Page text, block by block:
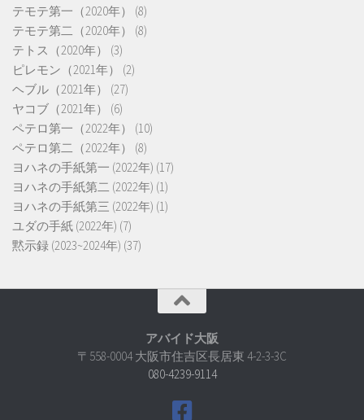
テモテ第一（2020年）
(8)
テモテ第二（2020年）
(8)
テトス（2020年）
(3)
ピレモン（2021年）
(2)
ヘブル（2021年）
(27)
ヤコブ（2021年）
(6)
ペテロ第一（2022年）
(10)
ペテロ第二（2022年）
(8)
ヨハネの手紙第一 (2022年) (17)
ヨハネの手紙第二 (2022年) (1)
ヨハネの手紙第三 (2022年) (1)
ユダの手紙 (2022年) (7)
黙示録 (2023~2024年) (37)
アバイド大阪
〒558-0004 大阪市住吉区長居東 4-2-3-3C
080-4239-9114